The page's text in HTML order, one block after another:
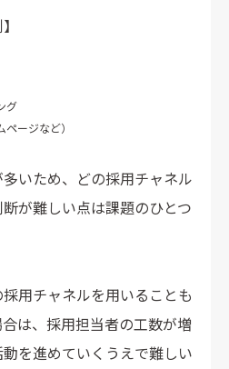
グ
ージなど）
いため、どの採用チャネル
が難しい点は課題のひとつ
用チャネルを用いることも
は、採用担当者の工数が増
を進めていくうえで難しい